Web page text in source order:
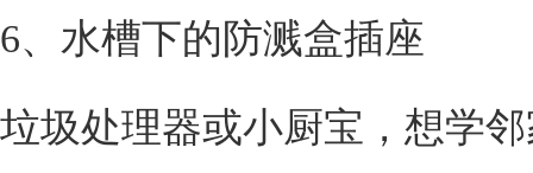
6、水槽下的防溅盒插座
垃圾处理器或小厨宝，想学